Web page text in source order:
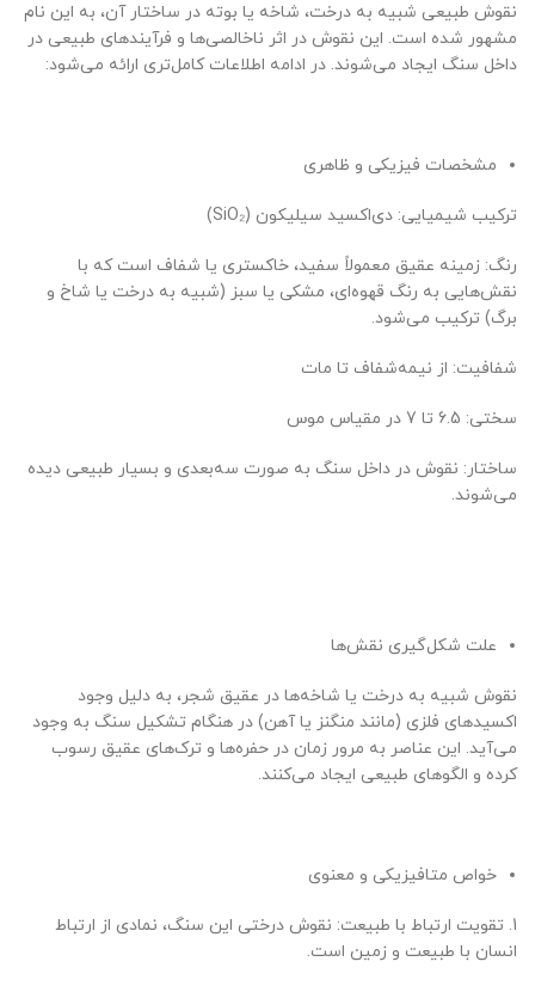
نقوش طبیعی شبیه به درخت، شاخه یا بوته در ساختار آن، به این نام
مشهور شده است. این نقوش در اثر ناخالصی‌ها و فرآیندهای طبیعی در
داخل سنگ ایجاد می‌شوند. در ادامه اطلاعات کامل‌تری ارائه می‌شود:
مشخصات فیزیکی و ظاهری
ترکیب شیمیایی: دی‌اکسید سیلیکون (SiO₂)
رنگ: زمینه عقیق معمولاً سفید، خاکستری یا شفاف است که با
نقش‌هایی به رنگ قهوه‌ای، مشکی یا سبز (شبیه به درخت یا شاخ و
برگ) ترکیب می‌شود.
شفافیت: از نیمه‌شفاف تا مات
سختی: 6.5 تا 7 در مقیاس موس
ساختار: نقوش در داخل سنگ به صورت سه‌بعدی و بسیار طبیعی دیده
می‌شوند.
علت شکل‌گیری نقش‌ها
نقوش شبیه به درخت یا شاخه‌ها در عقیق شجر، به دلیل وجود
اکسیدهای فلزی (مانند منگنز یا آهن) در هنگام تشکیل سنگ به وجود
می‌آید. این عناصر به مرور زمان در حفره‌ها و ترک‌های عقیق رسوب
کرده و الگوهای طبیعی ایجاد می‌کنند.
خواص متافیزیکی و معنوی
1. تقویت ارتباط با طبیعت: نقوش درختی این سنگ، نمادی از ارتباط
انسان با طبیعت و زمین است.